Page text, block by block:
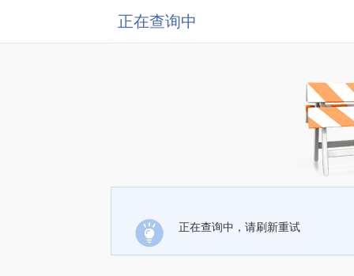
正在查询中
正在查询中，请刷新重试